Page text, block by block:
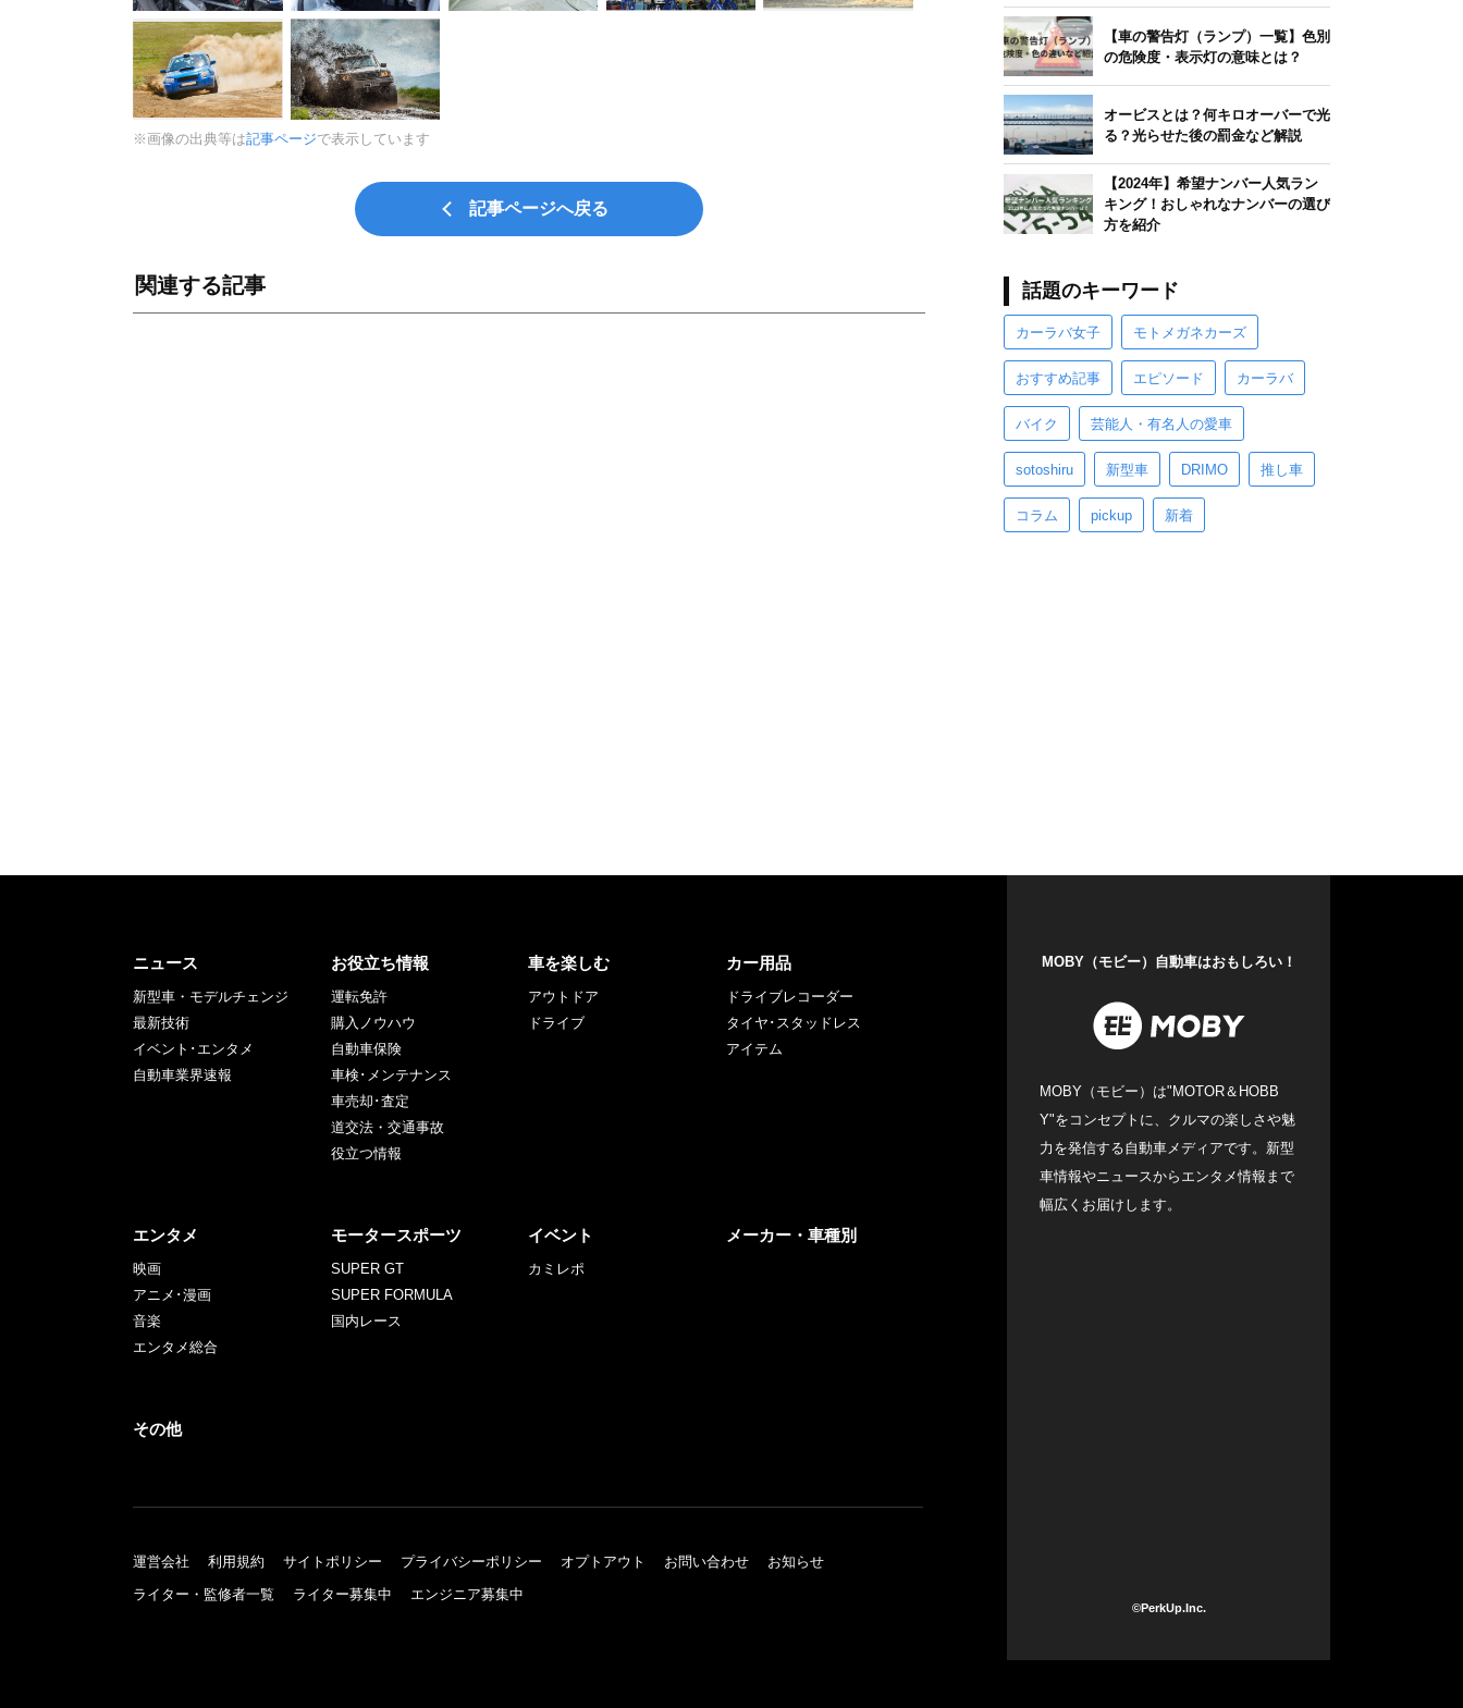
※画像の出典等は記事ページで表示しています
記事ページへ戻る
関連する記事
【車の警告灯（ランプ）一覧】色別
の危険度・表示灯の意味とは？
オービスとは？何キロオーバーで光
る？光らせた後の罰金など解説
【2024年】希望ナンバー人気ラン
キング！おしゃれなナンバーの選び
方を紹介
話題のキーワード
カーラバ女子 モトメガネカーズ
おすすめ記事 エピソード カーラバ
バイク 芸能人・有名人の愛車
sotoshiru 新型車 DRIMO 推し車
コラム pickup 新着
ニュース
新型車・モデルチェンジ
最新技術
イベント･エンタメ
自動車業界速報
お役立ち情報
運転免許
購入ノウハウ
自動車保険
車検･メンテナンス
車売却･査定
道交法・交通事故
役立つ情報
車を楽しむ
アウトドア
ドライブ
カー用品
ドライブレコーダー
タイヤ･スタッドレス
アイテム
エンタメ
映画
アニメ･漫画
音楽
エンタメ総合
モータースポーツ
SUPER GT
SUPER FORMULA
国内レース
イベント
カミレポ
メーカー・車種別
その他
運営会社 利用規約 サイトポリシー プライバシーポリシー オプトアウト お問い合わせ
お知らせ
ライター・監修者一覧
ライター募集中 エンジニア募集中
MOBY（モビー）自動車はおもしろい！
MOBY（モビー）は"MOTOR＆HOBB
Y"をコンセプトに、クルマの楽しさや魅
力を発信する自動車メディアです。新型
車情報やニュースからエンタメ情報まで
幅広くお届けします。
©PerkUp.Inc.